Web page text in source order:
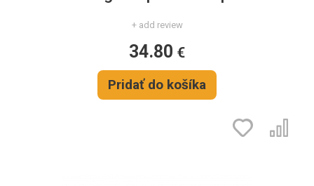
+ add review
34.80 €
Pridať do košíka